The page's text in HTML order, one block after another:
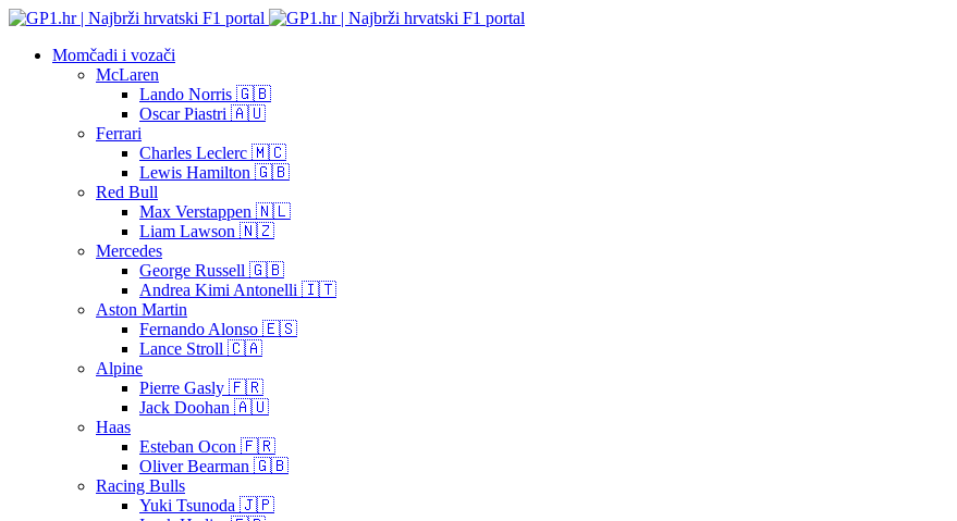
Momčadi i vozači
McLaren
Lando Norris 🇬🇧
Oscar Piastri 🇦🇺
Ferrari
Charles Leclerc 🇲🇨
Lewis Hamilton 🇬🇧
Red Bull
Max Verstappen 🇳🇱
Liam Lawson 🇳🇿
Mercedes
George Russell 🇬🇧
Andrea Kimi Antonelli 🇮🇹
Aston Martin
Fernando Alonso 🇪🇸
Lance Stroll 🇨🇦
Alpine
Pierre Gasly 🇫🇷
Jack Doohan 🇦🇺
Haas
Esteban Ocon 🇫🇷
Oliver Bearman 🇬🇧
Racing Bulls
Yuki Tsunoda 🇯🇵